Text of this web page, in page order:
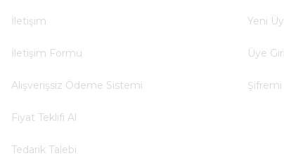
İletişim
İletişim Formu
Alışverişsiz Ödeme Sistemi
Fiyat Teklifi Al
Tedarik Talebi
Yeni
Üye